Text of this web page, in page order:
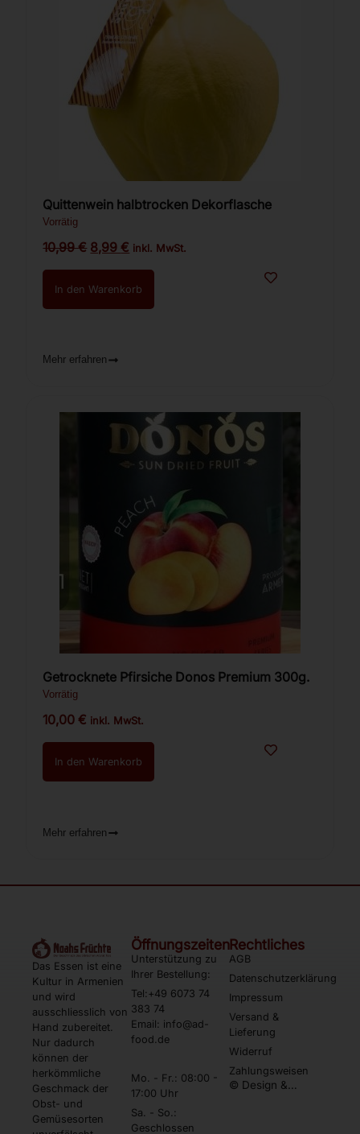
Quittenwein halbtrocken Dekorflasche
Vorrätig
10,99€ 8,99€ inkl. MwSt.
In den Warenkorb
Mehr erfahren
Getrocknete Pfirsiche Donos Premium 300g.
Vorrätig
10,00€ inkl. MwSt.
In den Warenkorb
Mehr erfahren
Das Essen ist eine
Kultur in Armenien
und wird
ausschliesslich von
Hand zubereitet.
Nur dadurch
können der
herkömmliche
Geschmack der
Obst- und
Gemüsesorten
Öffnungszeiten
Unterstützung zu
Ihrer Bestellung:
Tel:+49 6073 74
383 74
Email: info@ad-
food.de
Mo. - Fr.: 08:00 -
17:00 Uhr
Sa. - So.:
Geschlossen
Rechtliches
AGB
Datenschutzerklärung
Impressum
Versand &
Lieferung
Widerruf
Zahlungsweisen
© Design &